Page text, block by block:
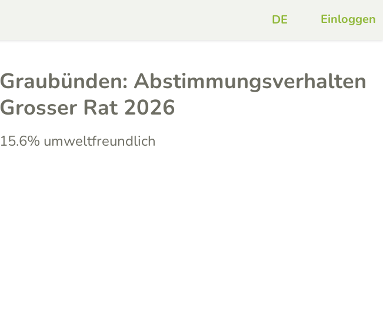
Einloggen
Graubünden: Abstimmungsverhalten
Grosser Rat 2026
15.6% umweltfreundlich